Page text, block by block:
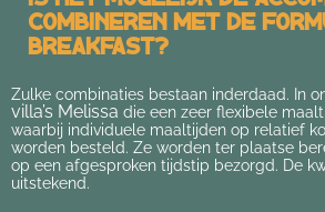
combineren met de
Breakfast?
Zulke combinaties bestaan inderdaad. In
villa’s Melissa die een zeer flexibele
waarbij individuele maaltijden op relatief
worden besteld. Ze worden ter plaatse
op een afgesproken tijdstip bezorgd. De
uitstekend.